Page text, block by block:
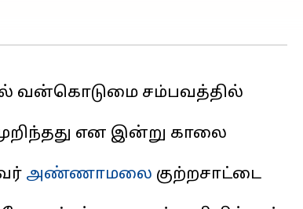
வன்கொடுமை சம்பவத்தில்
என இன்று காலை
அண்ணாமலை குற்றசாட்டை